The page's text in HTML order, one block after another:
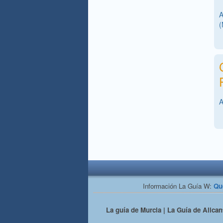
Información La Guía W:
La guía de Murcia | La Guía de